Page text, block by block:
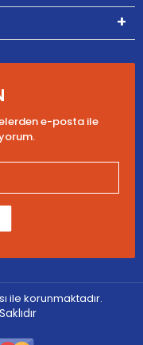
e-posta ile
ile korunmaktadır.